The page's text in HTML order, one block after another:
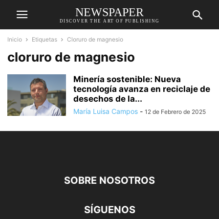
NEWSPAPER
DISCOVER THE ART OF PUBLISHING
Inicio Etiquetas Cloruro de magnesio
cloruro de magnesio
Minería sostenible: Nueva
tecnología avanza en reciclaje de
desechos de la...
María Luisa Campos - 12 de Febrero de 2025
SOBRE NOSOTROS
SÍGUENOS